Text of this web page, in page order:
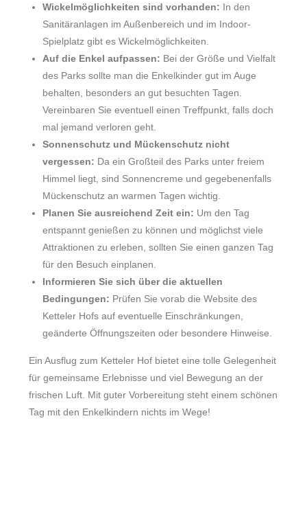
Wickelmöglichkeiten sind vorhanden: In den
Sanitäranlagen im Außenbereich und im Indoor-
Spielplatz gibt es Wickelmöglichkeiten.
Auf die Enkel aufpassen: Bei der Größe und Vielfalt
des Parks sollte man die Enkelkinder gut im Auge
behalten, besonders an gut besuchten Tagen.
Vereinbaren Sie eventuell einen Treffpunkt, falls doch
mal jemand verloren geht.
Sonnenschutz und Mückenschutz nicht
vergessen: Da ein Großteil des Parks unter freiem
Himmel liegt, sind Sonnencreme und gegebenenfalls
Mückenschutz an warmen Tagen wichtig.
Planen Sie ausreichend Zeit ein: Um den Tag
entspannt genießen zu können und möglichst viele
Attraktionen zu erleben, sollten Sie einen ganzen Tag
für den Besuch einplanen.
Informieren Sie sich über die aktuellen
Bedingungen: Prüfen Sie vorab die Website des
Ketteler Hofs auf eventuelle Einschränkungen,
geänderte Öffnungszeiten oder besondere Hinweise.
Ein Ausflug zum Ketteler Hof bietet eine tolle Gelegenheit
für gemeinsame Erlebnisse und viel Bewegung an der
frischen Luft. Mit guter Vorbereitung steht einem schönen
Tag mit den Enkelkindern nichts im Wege!